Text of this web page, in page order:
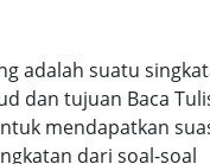
adalah suatu
dan tujuan Baca
mendapatkan
dari soal-soal